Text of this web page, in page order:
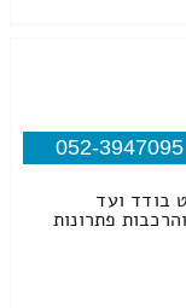
052-3947095
בודד ועד
פתרונות